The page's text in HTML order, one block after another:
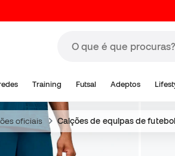
Training Futsal Adeptos
oficiais Calções de equipas de